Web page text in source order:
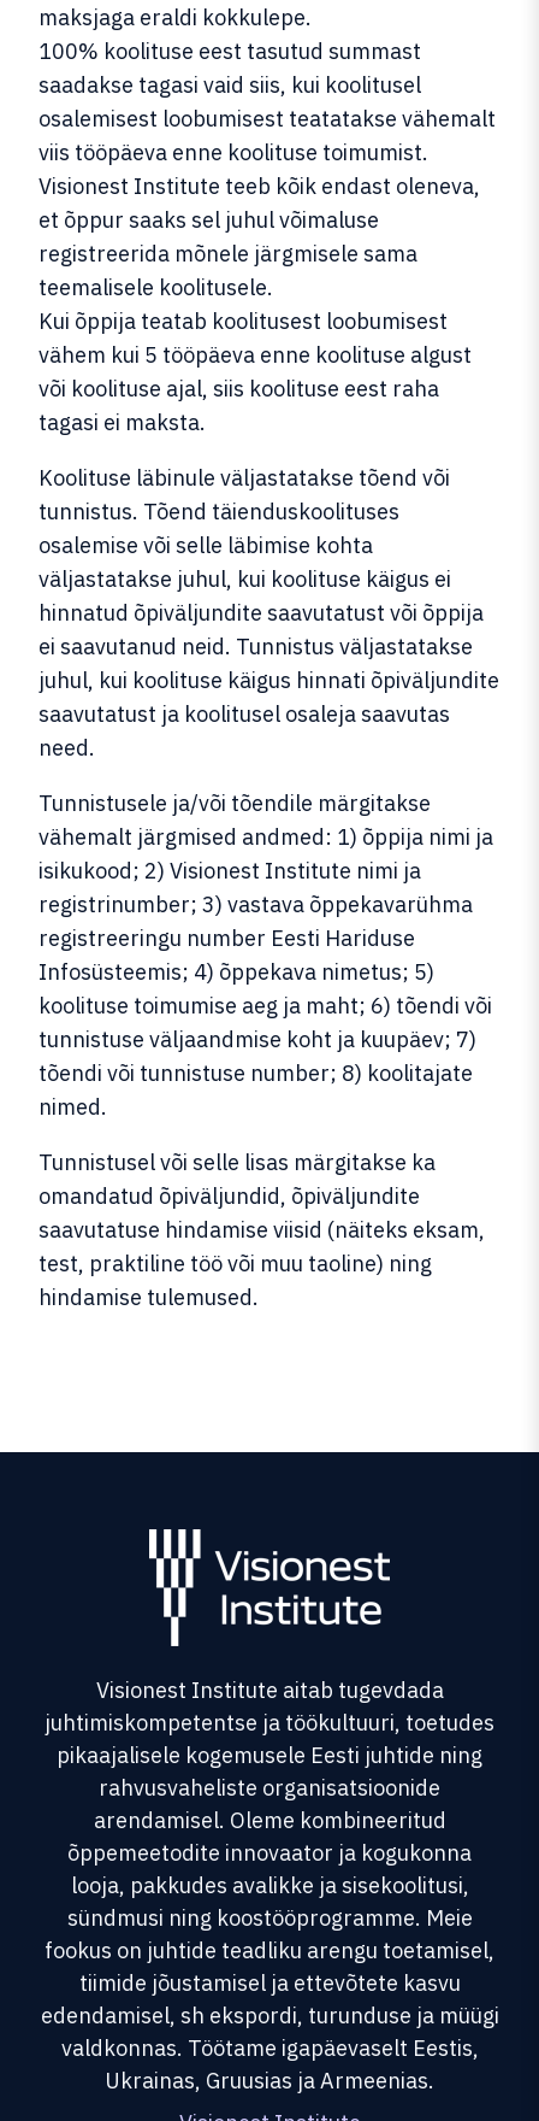
maksjaga eraldi kokkulepe.
100% koolituse eest tasutud summast
saadakse tagasi vaid siis, kui koolitusel
osalemisest loobumisest teatatakse vähemalt
viis tööpäeva enne koolituse toimumist.
Visionest Institute teeb kõik endast oleneva,
et õppur saaks sel juhul võimaluse
registreerida mõnele järgmisele sama
teemalisele koolitusele.
Kui õppija teatab koolitusest loobumisest
vähem kui 5 tööpäeva enne koolituse algust
või koolituse ajal, siis koolituse eest raha
tagasi ei maksta.
Koolituse läbinule väljastatakse tõend või
tunnistus. Tõend täienduskoolituses
osalemise või selle läbimise kohta
väljastatakse juhul, kui koolituse käigus ei
hinnatud õpiväljundite saavutatust või õppija
ei saavutanud neid. Tunnistus väljastatakse
juhul, kui koolituse käigus hinnati õpiväljundite
saavutatust ja koolitusel osaleja saavutas
need.
Tunnistusele ja/või tõendile märgitakse
vähemalt järgmised andmed: 1) õppija nimi ja
isikukood; 2) Visionest Institute nimi ja
registrinumber; 3) vastava õppekavarühma
registreeringu number Eesti Hariduse
Infosüsteemis; 4) õppekava nimetus; 5)
koolituse toimumise aeg ja maht; 6) tõendi või
tunnistuse väljaandmise koht ja kuupäev; 7)
tõendi või tunnistuse number; 8) koolitajate
nimed.
Tunnistusel või selle lisas märgitakse ka
omandatud õpiväljundid, õpiväljundite
saavutatuse hindamise viisid (näiteks eksam,
test, praktiline töö või muu taoline) ning
hindamise tulemused.
Visionest Institute aitab tugevdada
juhtimiskompetentse ja töökultuuri, toetudes
pikaajalisele kogemusele Eesti juhtide ning
rahvusvaheliste organisatsioonide
arendamisel. Oleme kombineeritud
õppemeetodite innovaator ja kogukonna
looja, pakkudes avalikke ja sisekoolitusi,
sündmusi ning koostööprogramme. Meie
fookus on juhtide teadliku arengu toetamisel,
tiimide jõustamisel ja ettevõtete kasvu
edendamisel, sh ekspordi, turunduse ja müügi
valdkonnas. Töötame igapäevaselt Eestis,
Ukrainas, Gruusias ja Armeenias.